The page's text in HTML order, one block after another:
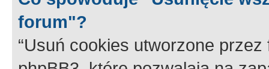
forum"?
“Usuń cookies utworzone